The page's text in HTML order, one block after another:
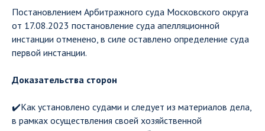
Постановлением Арбитражного суда Московского округа
от 17.08.2023 постановление суда апелляционной
инстанции отменено, в силе оставлено определение суда
первой инстанции.
Доказательства сторон
✔️Как установлено судами и следует из материалов дела,
в рамках осуществления своей хозяйственной